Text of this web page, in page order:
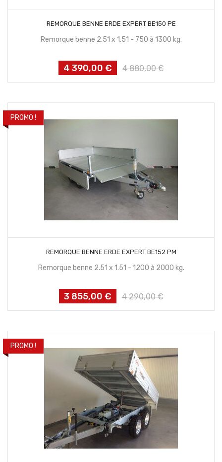
REMORQUE BENNE ERDE EXPERT BE150 PE
Remorque benne 2.51 x 1.51 - 750 à 1300 kg.
Prix
4 390,00 €
Prix
4 880,00 €
PROMO !
REMORQUE BENNE ERDE EXPERT BE152 PM
Remorque benne 2.51 x 1.51 - 1200 à 2000 kg.
Prix
3 855,00 €
Prix
4 290,00 €
PROMO !